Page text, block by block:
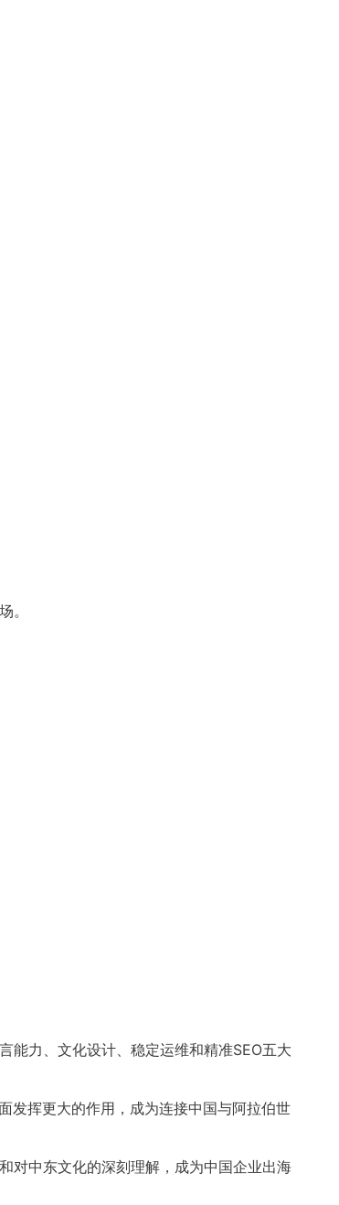
。
能力、文化设计、稳定运维和精准SEO五大
发挥更大的作用，成为连接中国与阿拉伯世
对中东文化的深刻理解，成为中国企业出海